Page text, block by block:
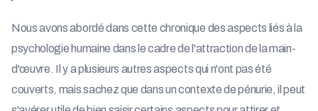
Nous avons abordé dans cette chronique des aspects liés à la
psychologie humaine dans le cadre de l'attraction de la main-
d'œuvre. Il y a plusieurs autres aspects qui n'ont pas été
couverts, mais sachez que dans un contexte de pénurie, il peut